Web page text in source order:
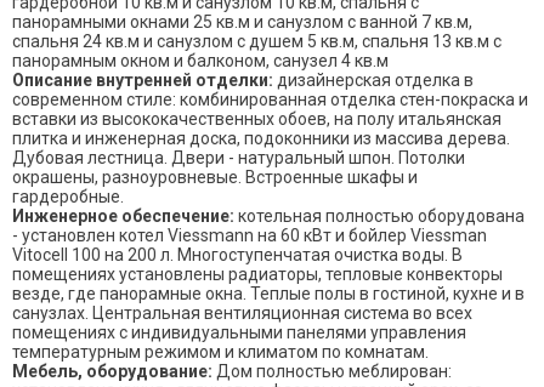
панорамными окнами 25 кв.м и санузлом с ванной 7 кв.м,
спальня 24 кв.м и санузлом с душем 5 кв.м, спальня 13 кв.м с
панорамным окном и балконом, санузел 4 кв.м
Описание внутренней отделки: дизайнерская отделка в
современном стиле: комбинированная отделка стен-покраска и
вставки из высококачественных обоев, на полу итальянская
плитка и инженерная доска, подоконники из массива дерева.
Дубовая лестница. Двери - натуральный шпон. Потолки
окрашены, разноуровневые. Встроенные шкафы и
гардеробные.
Инженерное обеспечение: котельная полностью оборудована
- установлен котел Viessmann на 60 кВт и бойлер Viessman
Vitocell 100 на 200 л. Многоступенчатая очистка воды. В
помещениях установлены радиаторы, тепловые конвекторы
везде, где панорамные окна. Теплые полы в гостиной, кухне и в
санузлах. Центральная вентиляционная система во всех
помещениях с индивидуальными панелями управления
температурным режимом и климатом по комнатам.
Мебель, оборудование: Дом полностью меблирован: